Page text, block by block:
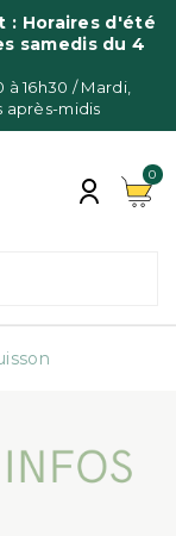
: Horaires d'été
samedis du 4
16h30 / Mardi,
après-midis
0